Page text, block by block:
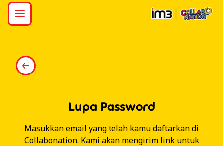
Lupa Password
Masukkan email yang telah kamu daftarkan di
Collabonation. Kami akan mengirim link untuk